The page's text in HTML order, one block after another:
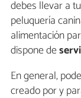
debes llevar a
peluquería
alimentación
dispone de
En general,
creado por y